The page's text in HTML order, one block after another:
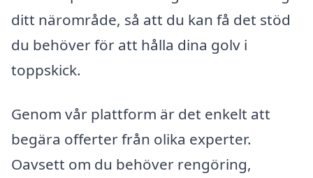
ditt närområde, så att du kan få det stöd
du behöver för att hålla dina golv i
toppskick.
Genom vår plattform är det enkelt att
begära offerter från olika experter.
Oavsett om du behöver rengöring,